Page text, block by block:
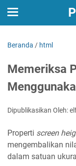
Beranda / html
Memeriksa
Dipublikasikan Oleh:
Properti screen
mengembalikan
dalam satuan